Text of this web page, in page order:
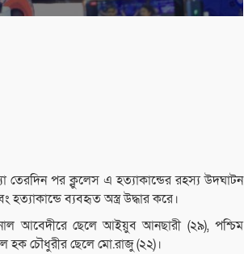
তেরদিন পর ক্লুলেস এ হত্যাকান্ডের রহস্য উদঘাটন
ব্যবহৃত অস্ত্র উদ্ধার করে।
আবেদীরে ছেলে আইয়ুব আনছারী (২৯), পশ্চিম
হক চৌধুরীর ছেলে মো.রাজু (২২)।